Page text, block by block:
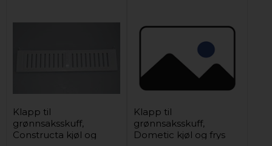
Klapp til
grønnsaksskuff,
Constructa kjøl og
Klapp til
grønnsaksskuff,
Dometic kjøl og frys